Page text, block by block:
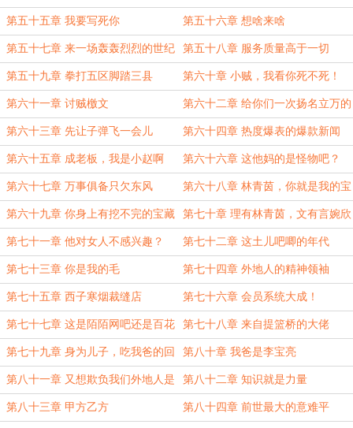
第五十五章 我要写死你 第五十六章 想啥来啥
第五十七章 来一场轰轰烈烈的世纪
比赛吧
第五十八章 服务质量高于一切
第五十九章 拳打五区脚踏三县 第六十章 小贼，我看你死不死！
第六十一章 讨贼檄文 第六十二章 给你们一次扬名立万的
机会！
第六十三章 先让子弹飞一会儿 第六十四章 热度爆表的爆款新闻
第六十五章 成老板，我是小赵啊 第六十六章 这他妈的是怪物吧？
第六十七章 万事俱备只欠东风 第六十八章 林青茵，你就是我的宝
藏
第六十九章 你身上有挖不完的宝藏 第七十章 理有林青茵，文有言婉欣
第七十一章 他对女人不感兴趣？ 第七十二章 这土儿吧唧的年代
第七十三章 你是我的毛 第七十四章 外地人的精神领袖
第七十五章 西子寒烟裁缝店 第七十六章 会员系统大成！
第七十七章 这是陌陌网吧还是百花
茶社？
第七十八章 来自提篮桥的大佬
第七十九章 身为儿子，吃我爸的回
扣怎么了？
第八十章 我爸是李宝亮
第八十一章 又想欺负我们外地人是
吧？
第八十二章 知识就是力量
第八十三章 甲方乙方 第八十四章 前世最大的意难平